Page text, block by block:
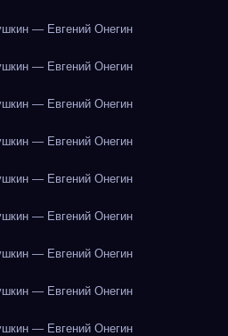
— Евгений Онегин
— Евгений Онегин
— Евгений Онегин
— Евгений Онегин
— Евгений Онегин
— Евгений Онегин
— Евгений Онегин
— Евгений Онегин
— Евгений Онегин